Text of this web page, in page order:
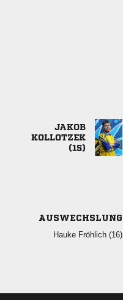



AUSWECHSLUNG
  